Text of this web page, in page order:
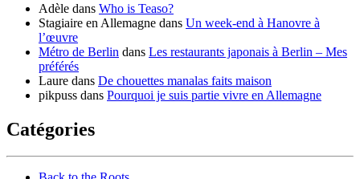
Adèle dans Who is Teaso?
Stagiaire en Allemagne dans Un week-end à Hanovre à
l’œuvre
Métro de Berlin dans Les restaurants japonais à Berlin – Mes
préférés
Laure dans De chouettes manalas faits maison
pikpuss dans Pourquoi je suis partie vivre en Allemagne
Catégories